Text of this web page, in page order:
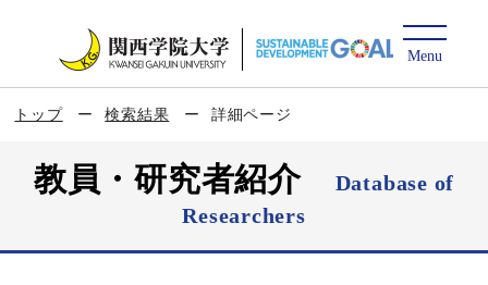
トップ 検索結果 詳細ページ
教員・研究者紹介
Database of
Researchers